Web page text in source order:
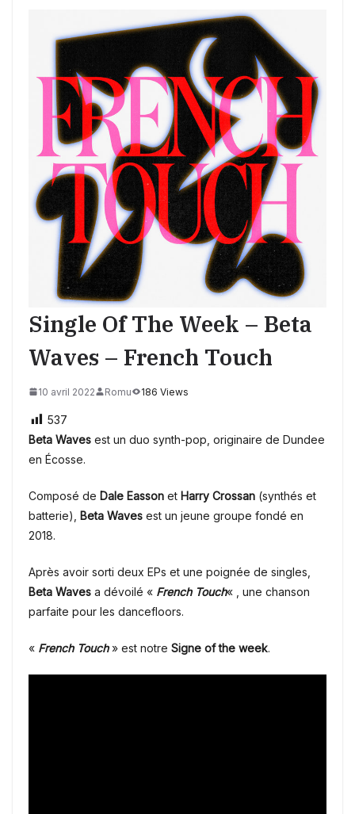
Single Of The Week – Beta
Waves – French Touch
10 avril 2022 Romu 186 Views
537
Beta Waves est un duo synth-pop, originaire de Dundee
en Écosse.
Composé de Dale Easson et Harry Crossan (synthés et
batterie), Beta Waves est un jeune groupe fondé en
2018.
Après avoir sorti deux EPs et une poignée de singles,
Beta Waves a dévoilé « French Touch« , une chanson
parfaite pour les dancefloors.
« French Touch» est notre Signe of the week.